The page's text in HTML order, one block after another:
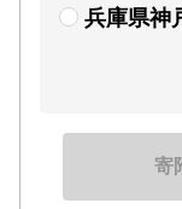
兵庫県神
寄